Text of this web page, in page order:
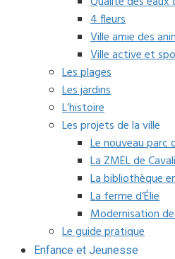
4 fleurs
Ville amie des
Ville active et
Les plages
Les jardins
L’histoire
Les projets de la ville
Le nouveau parc
La ZMEL de
La bibliothèque
La ferme d’Élie
Modernisation
Le guide pratique
Enfance et Jeunesse